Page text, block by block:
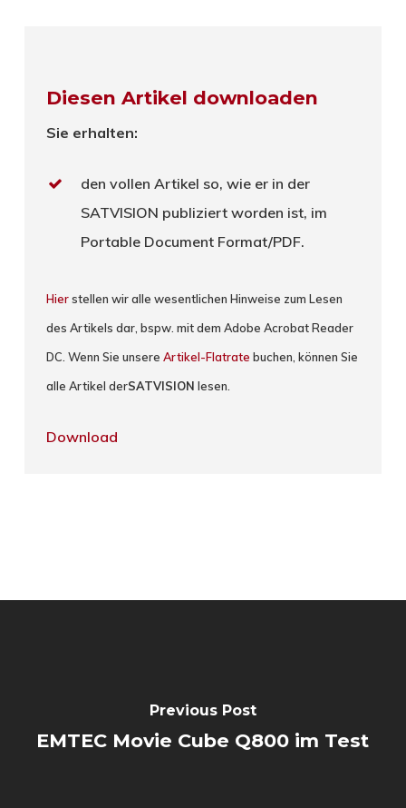
Diesen Artikel downloaden
Sie erhalten:
den vollen Artikel so, wie er in der
SATVISION publiziert worden ist, im
Portable Document Format/PDF.
Hierstellen wir alle wesentlichen Hinweise zum Lesen
des Artikels dar, bspw. mit dem Adobe Acrobat Reader
DC. Wenn Sie unsereArtikel-Flatrate buchen, können Sie
alle Artikel derSATVISION lesen.
Download
Previous Post
EMTEC Movie Cube Q800 im Test